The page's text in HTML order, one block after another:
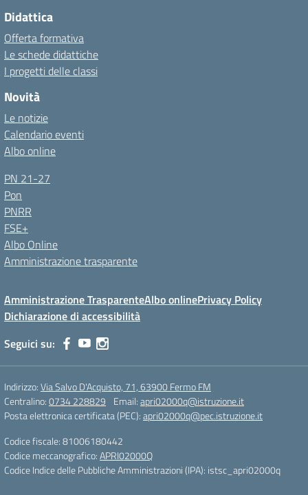
Didattica
Offerta formativa
Le schede didattiche
I progetti delle classi
Novità
Le notizie
Calendario eventi
Albo online
PN 21-27
Pon
PNRR
FSE+
Albo Online
Amministrazione trasparente
Amministrazione TrasparenteAlbo onlinePrivacy Policy
Dichiarazione di accessibilità
Seguici su:
Indirizzo:Via Salvo D'Acquisto, 71, 63900 Fermo FM
Centralino:0734 228829 Email:apri02000q@istruzione.it
Posta elettronica certificata (PEC):apri02000q@pec.istruzione.it
Codice fiscale: 81006180442
Codice meccanografico:APRI02000Q
Codice Indice delle Pubbliche Amministrazioni (IPA): istsc_apri02000q